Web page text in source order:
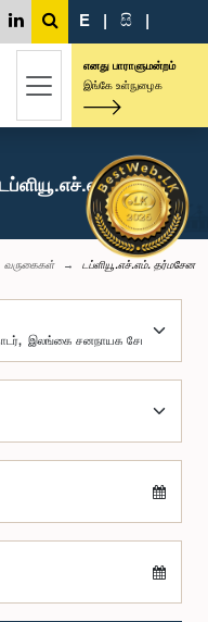
E | සි |
எனது பாராளுமன்றம்
இங்கே உள்நுழைக
வருகைகள் டப்ளியூ.எச்.எம். தர்மசேன